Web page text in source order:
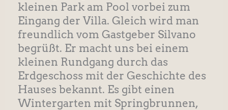
kleinen Park am Pool vorbei zum
Eingang der Villa. Gleich wird man
freundlich vom Gastgeber Silvano
begrüßt. Er macht uns bei einem
kleinen Rundgang durch das
Erdgeschoss mit der Geschichte des
Hauses bekannt. Es gibt einen
Wintergarten mit Springbrunnen,